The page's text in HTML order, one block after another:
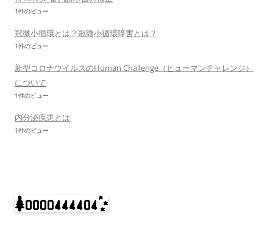
1件のビュー
冠微小循環とは？冠微小循環障害とは？
1件のビュー
新型コロナウイルスのHuman Challenge（ヒューマンチャレンジ）
について
1件のビュー
内分泌疾患とは
1件のビュー